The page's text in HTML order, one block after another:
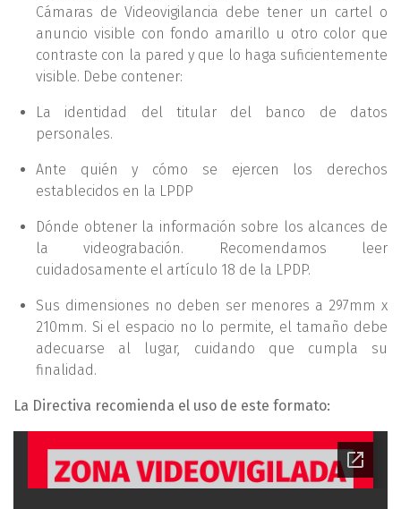
Cámaras de Videovigilancia debe tener un cartel o
anuncio visible con fondo amarillo u otro color que
contraste con la pared y que lo haga suficientemente
visible. Debe contener:
La identidad del titular del banco de datos
personales.
Ante quién y cómo se ejercen los derechos
establecidos en la LPDP
Dónde obtener la información sobre los alcances de
la videograbación. Recomendamos leer
cuidadosamente el artículo 18 de la LPDP.
Sus dimensiones no deben ser menores a 297mm x
210mm. Si el espacio no lo permite, el tamaño debe
adecuarse al lugar, cuidando que cumpla su
finalidad.
La Directiva recomienda el uso de este formato: